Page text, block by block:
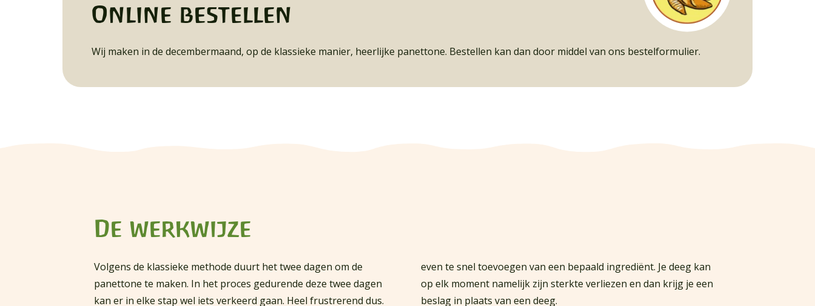
Online bestellen
Wij maken in de decembermaand, op de klassieke manier, heerlijke panettone. Bestellen kan dan door middel van ons bestelformulier.
De werkwijze
Volgens de klassieke methode duurt het twee dagen om de
panettone te maken. In het proces gedurende deze twee dagen
kan er in elke stap wel iets verkeerd gaan. Heel frustrerend dus.
even te snel toevoegen van een bepaald ingrediënt. Je deeg kan
op elk moment namelijk zijn sterkte verliezen en dan krijg je een
beslag in plaats van een deeg.